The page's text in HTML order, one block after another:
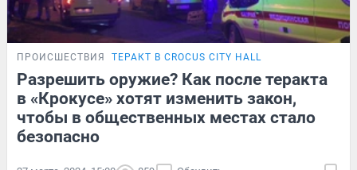
ПРОИСШЕСТВИЯ ТЕРАКТ В CROCUS CITY HALL
Разрешить оружие? Как после теракта
в «Крокусе» хотят изменить закон,
чтобы в общественных местах стало
безопасно